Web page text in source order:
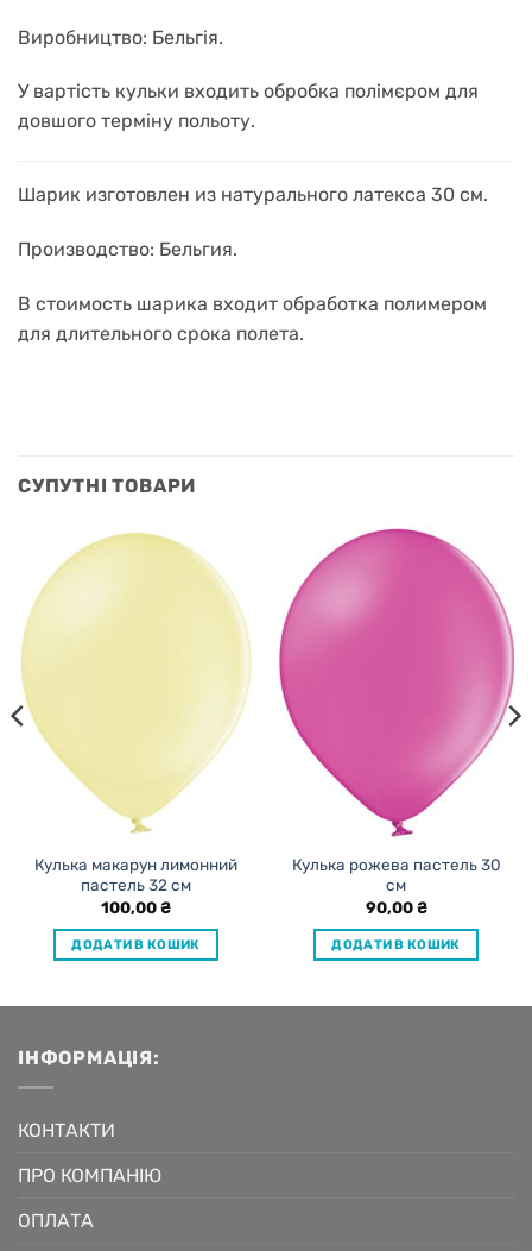
Виробництво: Бельгія.
У вартість кульки входить обробка полімєром для
довшого терміну польоту.
Шарик изготовлен из натурального латекса 30 см.
Производство: Бельгия.
В стоимость шарика входит обработка полимером
для длительного срока полета.
СУПУТНІ ТОВАРИ
Кулька макарун лимонний
пастель 32 см
100,00₴
ДОДАТИ В КОШИК
Кулька рожева пастель 30
см
90,00₴
ДОДАТИ В КОШИК
ІНФОРМАЦІЯ:
КОНТАКТИ
ПРО КОМПАНІЮ
ОПЛАТА